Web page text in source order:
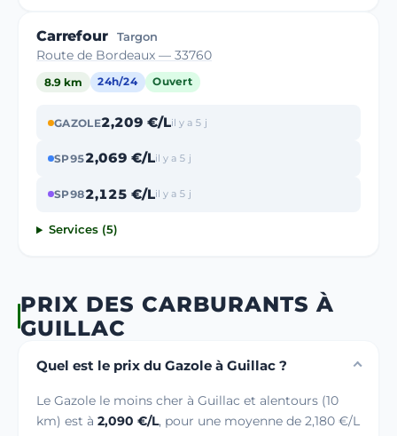
Carrefour Targon
Route de Bordeaux — 33760
8.9 km 24h/24 Ouvert
GAZOLE2,209 €/Lil y a 5 j
SP952,069 €/Lil y a 5 j
SP982,125 €/Lil y a 5 j
Services (5)
PRIX DES CARBURANTS À
GUILLAC
Quel est le prix du Gazole à Guillac ?
Le Gazole le moins cher à Guillac et alentours (10
km) est à 2,090 €/L, pour une moyenne de 2,180 €/L